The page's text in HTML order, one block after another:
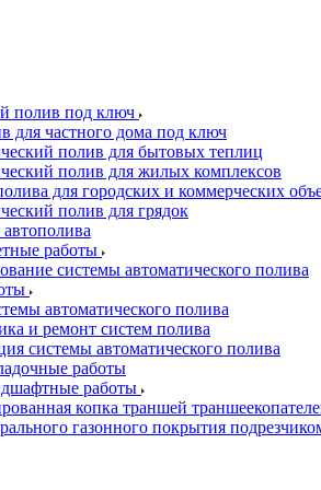
полив под ключ
для частного дома под ключ
полив для бытовых теплиц
полив для жилых комплексов
для городских и коммерческих
полив для грядок
работы
системы автоматического полива
автоматического полива
и ремонт систем полива
системы автоматического полива
работы
работы
копка траншей
газонного покрытия